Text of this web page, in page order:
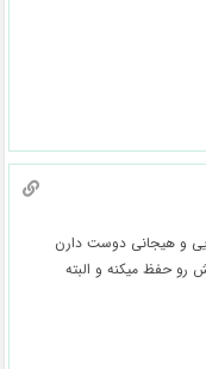
و هیجانی دوست دارن
رو حفظ میکنه و البته